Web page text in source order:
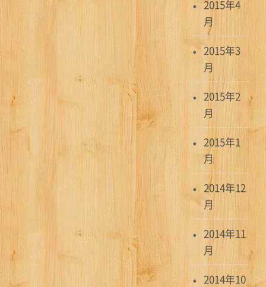
2015年4
月
2015年3
月
2015年2
月
2015年1
月
2014年12
月
2014年11
月
2014年10